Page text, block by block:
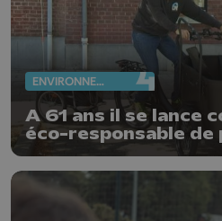
ENVIRONNEMENT
A 61 ans il se lance
éco-responsable